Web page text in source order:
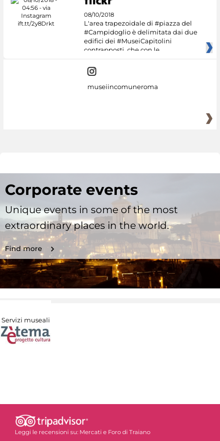
08/10/2018
L'area trapezoidale di #piazza del
#Campidoglio è delimitata dai due
edifici dei #MuseiCapitolini
contrapposti, che con le
museiincomuneroma
Corporate events
Unique events in some of the most
extraordinary places in the world.
Find more
Servizi museali
Leggi le recensioni su: Mercati e Foro di Traiano